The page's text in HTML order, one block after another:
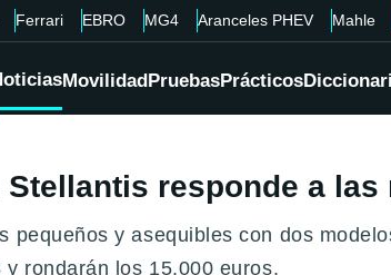
Ferrari EBRO MG4 Aranceles PHEV Mahle
MovilidadPruebasPrácticos
responde a
y asequibles con dos
rondarán los 15.000 euros.